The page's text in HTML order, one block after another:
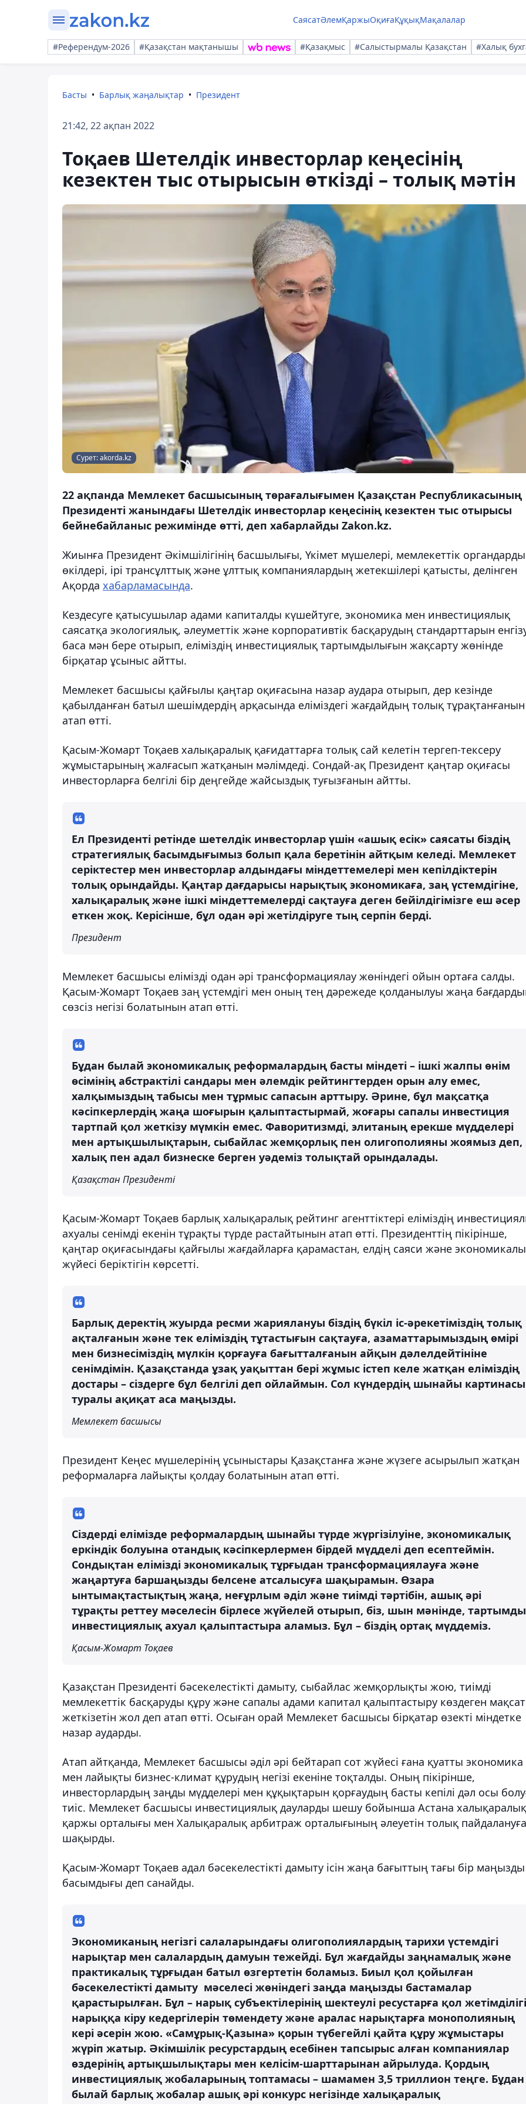
СаясатӘлемҚаржыОқиғаҚұқықМақалалар
#Референдум-2026 #Қазақстан мақтанышы #Қазақмыс #Салыстырмалы Қазақстан #Халық
Басты Барлық жаңалықтар Президент
21:42, 22 ақпан 2022
Тоқаев Шетелдік инвесторлар кеңесінің
кезектен тыс отырысын өткізді – толық мәтін
Сурет: akorda.kz
22 ақпанда Мемлекет басшысының төрағалығымен Қазақстан Республикасының
Президенті жанындағы Шетелдік инвесторлар кеңесінің кезектен тыс отырысы
бейнебайланыс режимінде өтті, деп хабарлайды Zakon.kz.
Жиынға Президент Әкімшілігінің басшылығы, Үкімет мүшелері, мемлекеттік
өкілдері, ірі трансұлттық және ұлттық компаниялардың жетекшілері қатысты, делінген
Ақорда хабарламасында.
Кездесуге қатысушылар адами капиталды күшейтуге, экономика мен инвестициялық
саясатқа экологиялық, әлеуметтік және корпоративтік басқарудың стандарттарын
баса мән бере отырып, еліміздің инвестициялық тартымдылығын жақсарту жөнінде
бірқатар ұсыныс айтты.
Мемлекет басшысы қайғылы қаңтар оқиғасына назар аудара отырып, дер кезінде
қабылданған батыл шешімдердің арқасында еліміздегі жағдайдың толық тұрақтанғанын
атап өтті.
Қасым-Жомарт Тоқаев халықаралық қағидаттарға толық сай келетін тергеп-тексеру
жұмыстарының жалғасып жатқанын мәлімдеді. Сондай-ақ Президент қаңтар оқиғасы
инвесторларға белгілі бір деңгейде жайсыздық туғызғанын айтты.
Ел Президенті ретінде шетелдік инвесторлар үшін «ашық есік» саясаты біздің
стратегиялық басымдығымыз болып қала беретінін айтқым келеді. Мемлекет
серіктестер мен инвесторлар алдындағы міндеттемелері мен кепілдіктерін
толық орындайды. Қаңтар дағдарысы нарықтық экономикаға, заң үстемдігіне,
халықаралық және ішкі міндеттемелерді сақтауға деген бейілдігімізге еш әсер
еткен жоқ. Керісінше, бұл одан әрі жетілдіруге тың серпін берді.
Президент
Мемлекет басшысы елімізді одан әрі трансформациялау жөніндегі ойын ортаға салды.
Қасым-Жомарт Тоқаев заң үстемдігі мен оның тең дәрежеде қолданылуы жаңа
сөзсіз негізі болатынын атап өтті.
Бұдан былай экономикалық реформалардың басты міндеті – ішкі жалпы өнім
өсімінің абстрактілі сандары мен әлемдік рейтингтерден орын алу емес,
халқымыздың табысы мен тұрмыс сапасын арттыру. Әрине, бұл мақсатқа
кәсіпкерлердің жаңа шоғырын қалыптастырмай, жоғары сапалы инвестиция
тартпай қол жеткізу мүмкін емес. Фаворитизмді, элитаның ерекше мүдделері
мен артықшылықтарын, сыбайлас жемқорлық пен олигополияны жоямыз деп,
халық пен адал бизнеске берген уәдеміз толықтай орындалады.
Қазақстан Президенті
Қасым-Жомарт Тоқаев барлық халықаралық рейтинг агенттіктері еліміздің
ахуалы сенімді екенін тұрақты түрде растайтынын атап өтті. Президенттің пікірінше,
қаңтар оқиғасындағы қайғылы жағдайларға қарамастан, елдің саяси және
жүйесі беріктігін көрсетті.
Барлық деректің жуырда ресми жариялануы біздің бүкіл іс-әрекетіміздің толық
ақталғанын және тек еліміздің тұтастығын сақтауға, азаматтарымыздың өмірі
мен бизнесіміздің мүлкін қорғауға бағытталғанын айқын дәлелдейтініне
сенімдімін. Қазақстанда ұзақ уақыттан бері жұмыс істеп келе жатқан еліміздің
достары – сіздерге бұл белгілі деп ойлаймын. Сол күндердің шынайы картинасы
туралы ақиқат аса маңызды.
Мемлекет басшысы
Президент Кеңес мүшелерінің ұсыныстары Қазақстанға және жүзеге асырылып жатқан
реформаларға лайықты қолдау болатынын атап өтті.
Сіздерді елімізде реформалардың шынайы түрде жүргізілуіне, экономикалық
еркіндік болуына отандық кәсіпкерлермен бірдей мүдделі деп есептеймін.
Сондықтан елімізді экономикалық тұрғыдан трансформациялауға және
жаңартуға баршаңызды белсене атсалысуға шақырамын. Өзара
ынтымақтастықтың жаңа, неғұрлым әділ және тиімді тәртібін, ашық әрі
тұрақты реттеу мәселесін бірлесе жүйелей отырып, біз, шын мәнінде, тартымды
инвестициялық ахуал қалыптастыра аламыз. Бұл – біздің ортақ мүддеміз.
Қасым-Жомарт Тоқаев
Қазақстан Президенті бәсекелестікті дамыту, сыбайлас жемқорлықты жою, тиімді
мемлекеттік басқаруды құру және сапалы адами капитал қалыптастыру көздеген
жеткізетін жол деп атап өтті. Осыған орай Мемлекет басшысы бірқатар өзекті міндетке
назар аударды.
Атап айтқанда, Мемлекет басшысы әділ әрі бейтарап сот жүйесі ғана қуатты экономика
мен лайықты бизнес-климат құрудың негізі екеніне тоқталды. Оның пікірінше,
инвесторлардың заңды мүдделері мен құқықтарын қорғаудың басты кепілі дәл осы
тиіс. Мемлекет басшысы инвестициялық дауларды шешу бойынша Астана халықаралық
қаржы орталығы мен Халықаралық арбитраж орталығының әлеуетін толық пайдалануға
шақырды.
Қасым-Жомарт Тоқаев адал бәсекелестікті дамыту ісін жаңа бағыттың тағы бір маңызды
басымдығы деп санайды.
Экономиканың негізгі салаларындағы олигополиялардың тарихи үстемдігі
нарықтар мен салалардың дамуын тежейді. Бұл жағдайды заңнамалық және
практикалық тұрғыдан батыл өзгертетін боламыз. Биыл қол қойылған
бәсекелестікті дамыту мәселесі жөніндегі заңда маңызды бастамалар
қарастырылған. Бұл – нарық субъектілерінің шектеулі ресустарға қол
нарыққа кіру кедергілерін төмендету және аралас нарықтарға монополияның
кері әсерін жою. «Самұрық-Қазына» қорын түбегейлі қайта құру жұмыстары
жүріп жатыр. Әкімшілік ресурстардың есебінен тапсырыс алған компаниялар
өздерінің артықшылықтары мен келісім-шарттарынан айрылуда. Қордың
инвестициялық жобаларының топтамасы – шамамен 3,5 триллион теңге. Бұдан
былай барлық жобалар ашық әрі конкурс негізінде халықаралық